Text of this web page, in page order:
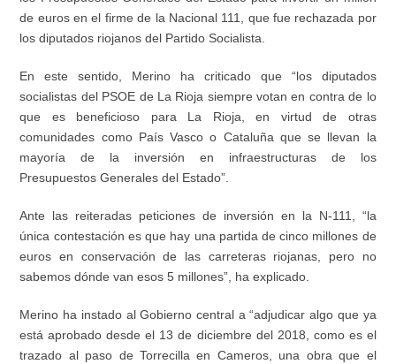
de euros en el firme de la Nacional 111, que fue rechazada por
los diputados riojanos del Partido Socialista.
En este sentido, Merino ha criticado que “los diputados
socialistas del PSOE de La Rioja siempre votan en contra de lo
que es beneficioso para La Rioja, en virtud de otras
comunidades como País Vasco o Cataluña que se llevan la
mayoría de la inversión en infraestructuras de los
Presupuestos Generales del Estado”.
Ante las reiteradas peticiones de inversión en la N-111, “la
única contestación es que hay una partida de cinco millones de
euros en conservación de las carreteras riojanas, pero no
sabemos dónde van esos 5 millones”, ha explicado.
Merino ha instado al Gobierno central a “adjudicar algo que ya
está aprobado desde el 13 de diciembre del 2018, como es el
trazado al paso de Torrecilla en Cameros, una obra que el